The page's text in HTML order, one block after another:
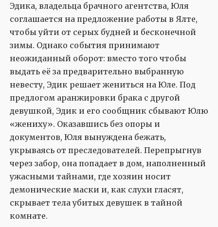
Эдика, владельца брачного агентства, Юля
соглашается на предложение работы в Ялте,
чтобы уйти от серых будней и бесконечной
зимы. Однако события принимают
неожиданный оборот: вместо того чтобы
выдать её за предварительно выбранную
невесту, Эдик решает жениться на Юле. Под
предлогом аранжировки брака с другой
девушкой, Эдик и его сообщник сбывают Юлю
«жениху». Оказавшись без опоры и
документов, Юля вынуждена бежать,
укрываясь от преследователей. Перепрыгнув
через забор, она попадает в дом, наполненный
ужасными тайнами, где хозяин носит
демонические маски и, как слухи гласят,
скрывает тела убитых девушек в тайной
комнате.